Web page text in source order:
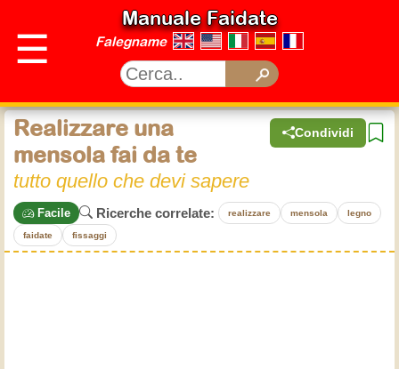
☰
Manuale Faidate
Falegname
Condividi
Realizzare una
mensola fai da te
tutto quello che devi sapere
Facile Ricerche correlate: realizzare mensola legno
faidate fissaggi